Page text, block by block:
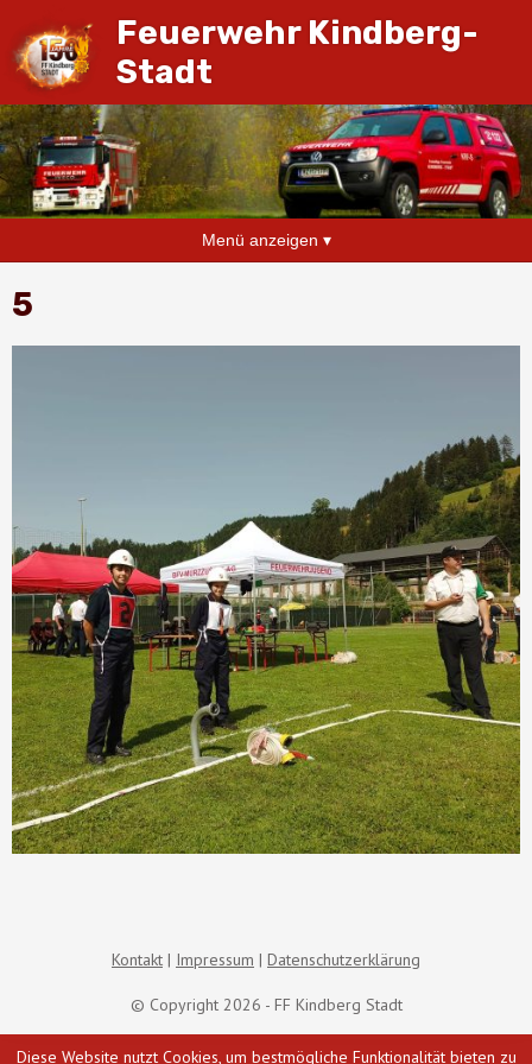
Feuerwehr Kindberg-
Stadt
Menü anzeigen ▾
5
© Copyright 2026 - FF Kindberg Stadt
Kontakt Impressum Datenschutzerklärung
Diese Website nutzt Cookies, um bestmögliche Funktionalität bieten zu